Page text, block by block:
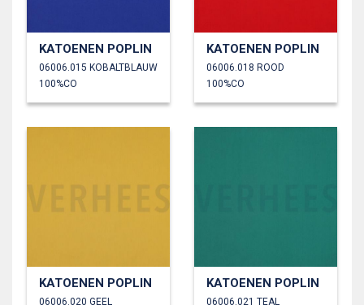
KATOENEN POPLIN
06006.015 KOBALTBLAUW
100%CO
KATOENEN POPLIN
06006.018 ROOD
100%CO
KATOENEN POPLIN
06006.020 GEEL
KATOENEN POPLIN
06006.021 TEAL